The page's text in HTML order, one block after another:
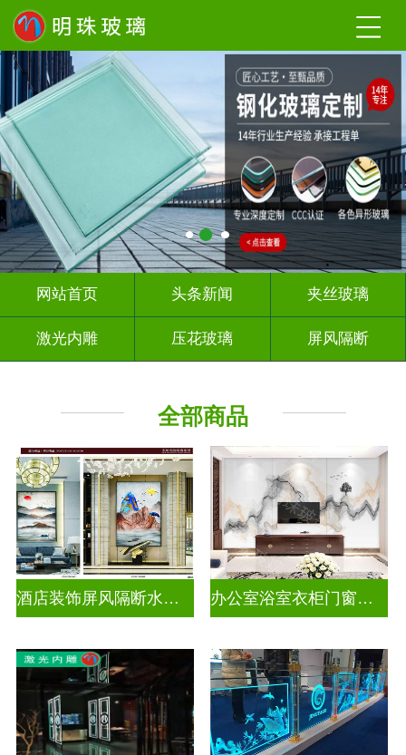
网站首页 头条新闻 夹丝玻璃
激光内雕 压花玻璃 屏风隔断
全部商品
酒店装饰屏风隔断水墨山水画玻璃 办公室浴室衣柜门窗户山水画玻璃